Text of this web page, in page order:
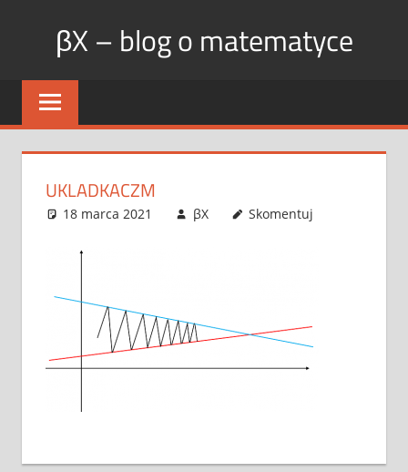
βX – blog o matematyce
UKLADKACZM
18 marca 2021 βX Skomentuj